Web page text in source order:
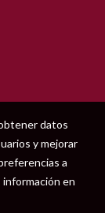
datos
y mejorar
a
en